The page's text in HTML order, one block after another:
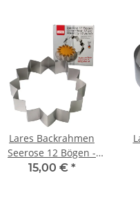
Lares Backrahmen
Seerose 12 Bögen -
Backform
15,00 € *